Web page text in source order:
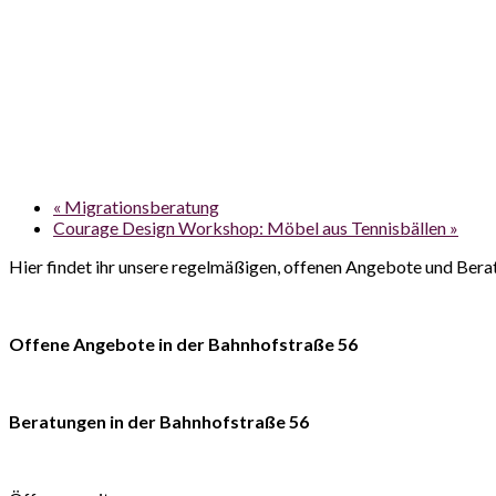
« Migrationsberatung
Courage Design Workshop: Möbel aus Tennisbällen »
Hier findet ihr unsere regelmäßigen, offenen Angebote und
Offene Angebote in der Bahnhofstraße 56
Beratungen in der Bahnhofstraße 56